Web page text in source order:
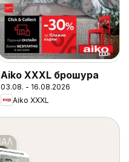
Aiko XXXL брошура
03.08. - 16.08.2026
Aiko XXXL